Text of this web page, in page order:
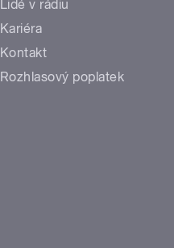
Lidé v rádiu
Kariéra
Kontakt
Rozhlasový poplatek